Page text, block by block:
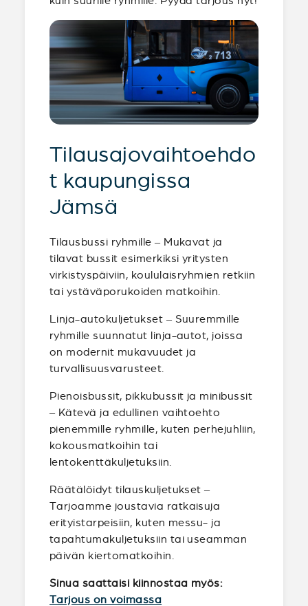
Tilausajovaihtoehdo
t kaupungissa
Jämsä
Tilausbussi ryhmille – Mukavat ja
tilavat bussit esimerkiksi yritysten
virkistyspäiviin, koululaisryhmien retkiin
tai ystäväporukoiden matkoihin.
Linja-autokuljetukset – Suuremmille
ryhmille suunnatut linja-autot, joissa
on modernit mukavuudet ja
turvallisuusvarusteet.
Pienoisbussit, pikkubussit ja minibussit
– Kätevä ja edullinen vaihtoehto
pienemmille ryhmille, kuten perhejuhliin,
kokousmatkoihin tai
lentokenttäkuljetuksiin.
Räätälöidyt tilauskuljetukset –
Tarjoamme joustavia ratkaisuja
erityistarpeisiin, kuten messu- ja
tapahtumakuljetuksiin tai useamman
päivän kiertomatkoihin.
Sinua saattaisi kiinnostaa myös:
Tarjous on voimassa